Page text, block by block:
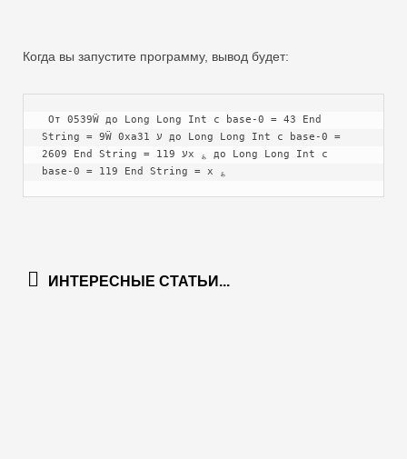
Когда вы запустите программу, вывод будет:
String = 9Ẅ 0xa31 ע до Long Long Int с base-0 =
2609 End String = ע 119x ؏ до Long Long Int с
base-0 = 119 End String = x ؏
ИНТЕРЕСНЫЕ СТАТЬИ...